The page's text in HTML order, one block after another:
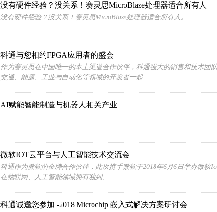
没有硬件经验？没关系！赛灵思MicroBlaze处理器适合所有人
没有硬件经验？没关系！赛灵思MicroBlaze处理器适合所有人。
科通与您相约FPGA应用者的盛会
作为赛灵思在中国唯一的本土渠道合作伙伴，科通强大的销售和技术团
交通、能源、工业与自动化等领域的开发者一起
AI赋能智能制造与机器人相关产业
微软IOT云平台与人工智能技术交流会
科通作为微软的金牌合作伙伴，此次携手微软于2018年6月6日举办微
在物联网、人工智能领域拥有独到、
科通诚邀您参加 -2018 Microchip 嵌入式解决方案研讨会